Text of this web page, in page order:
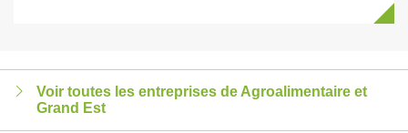
Voir toutes les entreprises de Agroalimentaire et
Grand Est